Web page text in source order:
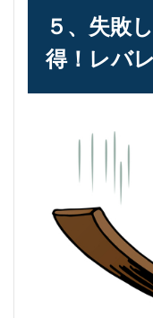
５、失敗
得！レバ